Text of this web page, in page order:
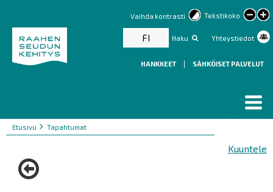
Tekstikoko
text
Vaihda kontrasti
Haku Yhteystiedot
FI
HANKKEET | SÄHKÖISET PALVELUT
Murupolku
You
Etusivu Tapahtumat
Kuuntele